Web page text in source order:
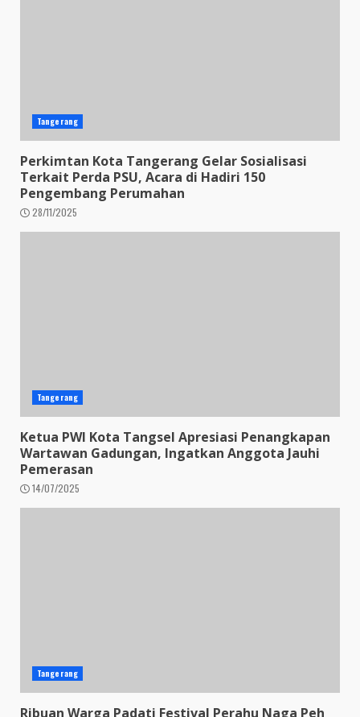
Tangerang
Perkimtan Kota Tangerang Gelar Sosialisasi
Terkait Perda PSU, Acara di Hadiri 150
Pengembang Perumahan
28/11/2025
Tangerang
Ketua PWI Kota Tangsel Apresiasi Penangkapan
Wartawan Gadungan, Ingatkan Anggota Jauhi
Pemerasan
14/07/2025
Tangerang
Ribuan Warga Padati Festival Perahu Naga Peh